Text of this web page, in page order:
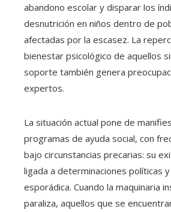
abandono escolar y disparar los
desnutrición en niños dentro de
afectadas por la escasez. La
bienestar psicológico de aquellos
soporte también genera
expertos.
La situación actual pone de
programas de ayuda social, con
bajo circunstancias precarias: su
ligada a determinaciones políticas y
esporádica. Cuando la maquinaria
paraliza, aquellos que se